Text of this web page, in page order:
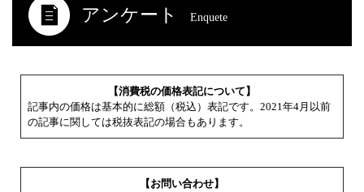
アンケート Enquete
【消費税の価格表記について】
記事内の価格は基本的に総額（税込）表記です。2021年4月以前
の記事に関しては税抜表記の場合もあります。
【お問い合わせ】